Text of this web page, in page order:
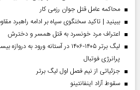
محاکمه عامل قتل جوان رزمی کار
ببینید | تاکید سخنگوی سپاه بر ادامه راهبرد
اعتراف مرد خونسرد به قتل همسر و دخترش
لیگ برتر ۱۴۰۵-۱۴۰۶ در آستانه ورود
پرانرژی فوتبال
جزئیاتی از نیم فصل اول لیگ برتر
سقوط آزاد اینفانتینو